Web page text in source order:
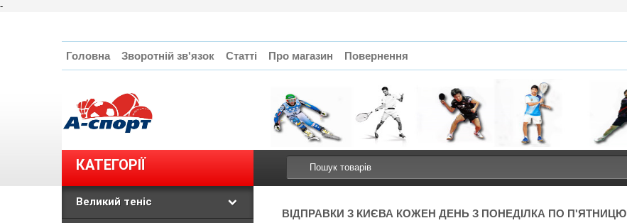
-
Головна Зворотній зв'язок Статті Про магазин Повернення
КАТЕГОРІЇ
Великий теніс
ВІДПРАВКИ З КИЄВА КОЖЕН ДЕНЬ З ПОНЕДІЛКА ПО П'ЯТНИЦЮ